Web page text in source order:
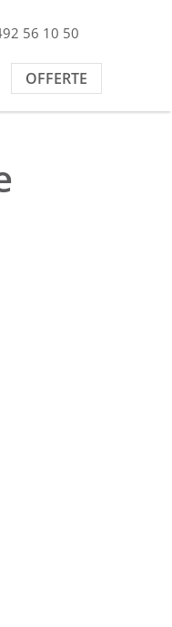
56 10 50
OFFERTE